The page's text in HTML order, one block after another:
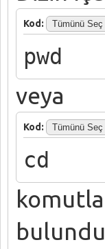
Kod: Tümünü Seç
pwd
veya
Kod: Tümünü Seç
cd